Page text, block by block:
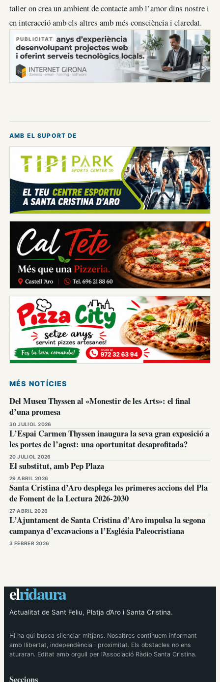
taller on crea un ambient de contacte amb l’amor dins nostre i
en interacció amb els altres amb més consciència i claredat.
PUBLICITAT
AMB EL SUPORT DE
MÉS NOTÍCIES
Del Museu Thyssen al «Monestir de les Arts»: el final
d’una promesa
30 JULIOL 2026
L’Espai Carmen Thyssen inaugura la seva gran exposició a
les portes de l’agost: una oportunitat desaprofitada?
20 JULIOL 2026
El substitut, amb Pep Plaza
29 ABRIL 2026
Santa Cristina d’Aro desplega les primeres accions del Pla
de Foment de la Lectura 2026-2030
27 ABRIL 2026
L’Ajuntament de Santa Cristina d’Aro impulsa la segona
campanya d’excavacions a l’Església Paleocristiana
3 FEBRER 2026
elridaura
Actualitat de Sant Feliu, Platja d’Aro i Santa Cristina.
Hi ha qui busca silenciar mitjans. Nosaltres continuem informant
amb llibertat, independència i proximitat. Els obstacles no ens
aturaran. Editat amb orgull per l’Associació Ràdio Santa Cristina.
Seccions